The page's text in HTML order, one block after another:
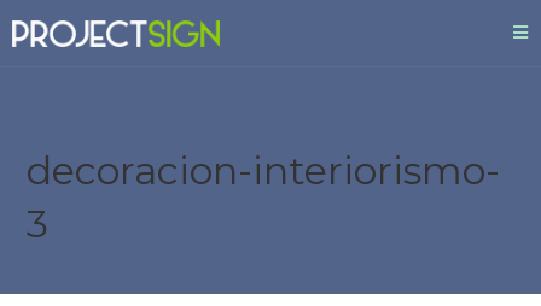
decoracion-interiorismo-
3